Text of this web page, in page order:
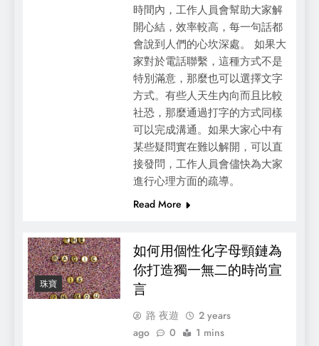
時間內，工作人員會幫助大家解
開心結，效率較高，每一句話都
會說到人們的心坎深處。 如果大
家對於電話聯繫，這種方式不是
特別滿意，那麼也可以選擇文字
方式。有些人天生內向而且比較
社恐，那麼通過打字的方式同樣
可以完成溝通。如果大家心中有
某些疑問實在難以解開，可以直
接發問，工作人員會儘快為大家
進行心理方面的疏導。
Read More
珠寶
如何用個性化字母頸鏈為
你打造獨一無二的時尚宣
言
路 夜遊
2 years
ago
0 1 mins